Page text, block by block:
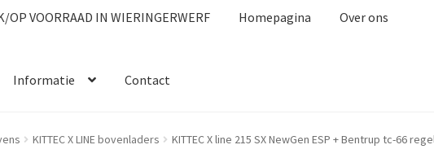
OP VOORRAAD IN WIERINGERWERF Homepagina Over ons
Informatie Contact
KITTEC X LINE bovenladers KITTEC X line 215 SX NewGen ESP + Bentrup tc-66